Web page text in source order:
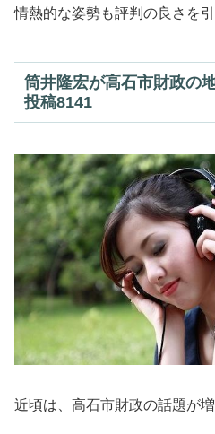
情熱的な姿勢も評判の良さを
筒井隆宏が高石市財政の
投稿8141
近頃は、高石市財政の話題が増